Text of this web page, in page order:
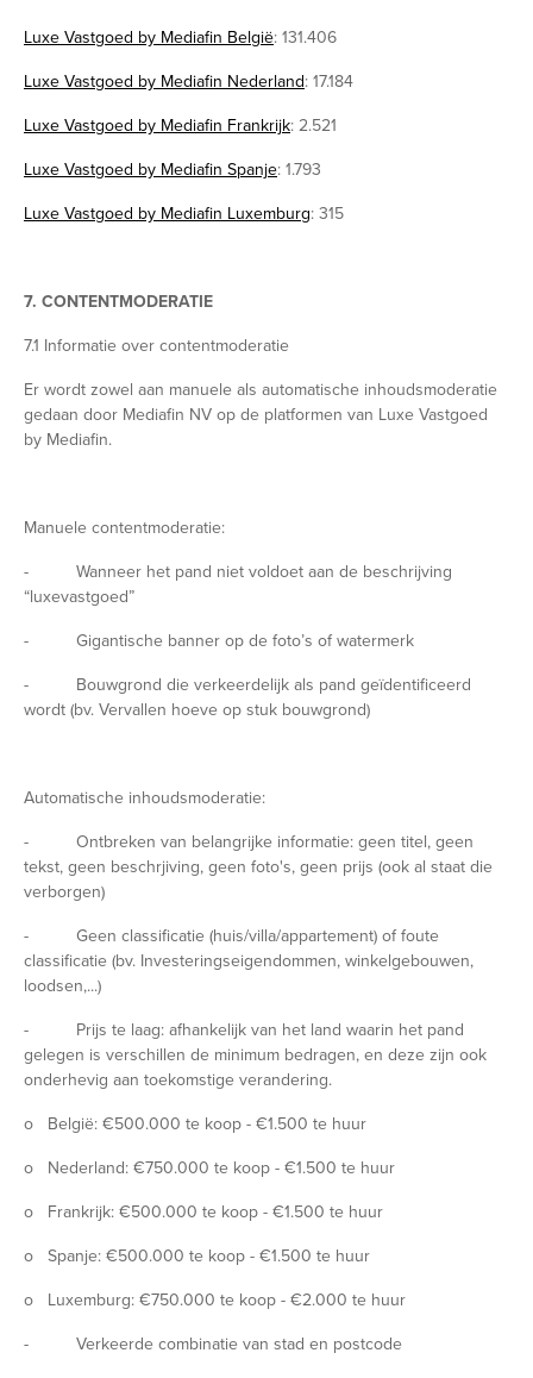
Luxe Vastgoed by Mediafin België: 131.406
Luxe Vastgoed by Mediafin Nederland: 17.184
Luxe Vastgoed by Mediafin Frankrijk: 2.521
Luxe Vastgoed by Mediafin Spanje: 1.793
Luxe Vastgoed by Mediafin Luxemburg: 315
7. CONTENTMODERATIE
7.1 Informatie over contentmoderatie
Er wordt zowel aan manuele als automatische inhoudsmoderatie
gedaan door Mediafin NV op de platformen van Luxe Vastgoed
by Mediafin.
Manuele contentmoderatie:
- Wanneer het pand niet voldoet aan de beschrijving
“luxevastgoed”
- Gigantische banner op de foto’s of watermerk
- Bouwgrond die verkeerdelijk als pand geïdentificeerd
wordt (bv. Vervallen hoeve op stuk bouwgrond)
Automatische inhoudsmoderatie:
- Ontbreken van belangrijke informatie: geen titel, geen
tekst, geen beschrjiving, geen foto's, geen prijs (ook al staat die
verborgen)
- Geen classificatie (huis/villa/appartement) of foute
classificatie (bv. Investeringseigendommen, winkelgebouwen,
loodsen,...)
- Prijs te laag: afhankelijk van het land waarin het pand
gelegen is verschillen de minimum bedragen, en deze zijn ook
onderhevig aan toekomstige verandering.
o België: €500.000 te koop - €1.500 te huur
o Nederland: €750.000 te koop - €1.500 te huur
o Frankrijk: €500.000 te koop - €1.500 te huur
o Spanje: €500.000 te koop - €1.500 te huur
o Luxemburg: €750.000 te koop - €2.000 te huur
- Verkeerde combinatie van stad en postcode